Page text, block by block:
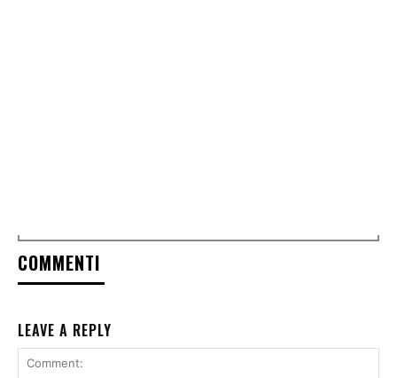
COMMENTI
LEAVE A REPLY